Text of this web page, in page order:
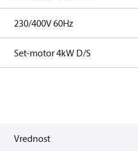
230/400V 60Hz
Set-motor 4kW D/S
Vrednost